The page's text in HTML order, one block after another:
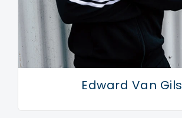
Edward Van Gils